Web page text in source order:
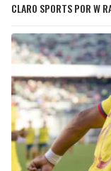
CLARO SPORTS POR W